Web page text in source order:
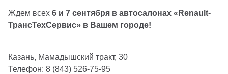
Ждем всех 6 и 7 сентября в автосалонах «Renault-
ТрансТехСервис» в Вашем городе!
Казань, Мамадышский тракт, 30
Телефон: 8 (843) 526-75-95